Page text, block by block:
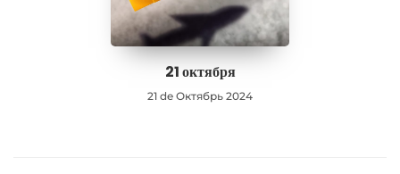
21 октября
21 de Октябрь 2024